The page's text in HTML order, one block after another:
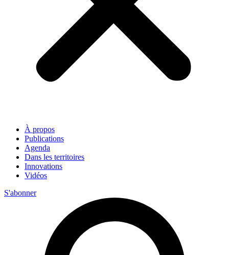
À propos
Publications
Agenda
Dans les territoires
Innovations
Vidéos
S'abonner